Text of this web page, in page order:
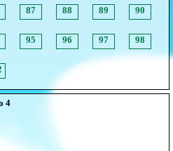
87 88 89 90
95 96 97 98
4